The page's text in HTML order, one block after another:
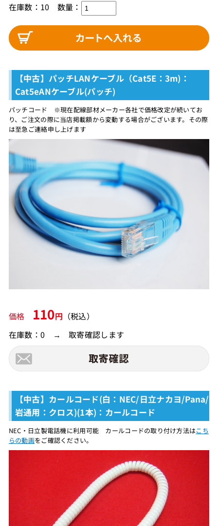
在庫数：10 数量：
【中古】パッチLANケーブル（Cat5E：3m)：
Cat5eANケーブル(パッチ)
パッチコード ※現在配線部材メーカー各社で価格改定が続いてお
り、ご注文の際に当店掲載額から変動する場合がございます。その際
は至急ご連絡申し上げます
価格 110円 （税込）
在庫数：0 → 取寄確認します
【中古】カールコード(白：NEC/日立ナカヨ/Pana/
岩通用：クロス)(1本)：カールコード
NEC・日立製電話機に利用可能 カールコードの取り付け方法はこち
らの動画をご確認ください。